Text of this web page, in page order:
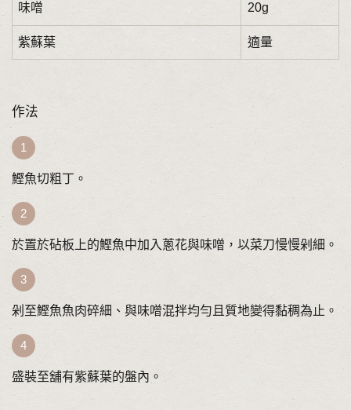
味噌 20g
紫蘇葉 適量
作法
鰹魚切粗丁。
於置於砧板上的鰹魚中加入蔥花與味噌，以菜刀慢慢剁細。
剁至鰹魚魚肉碎細、與味噌混拌均勻且質地變得黏稠為止。
盛裝至舖有紫蘇葉的盤內。